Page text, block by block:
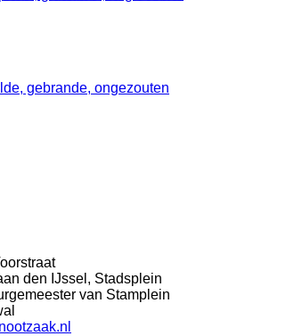
gebrande, ongezouten
den IJssel, Stadsplein
van Stamplein